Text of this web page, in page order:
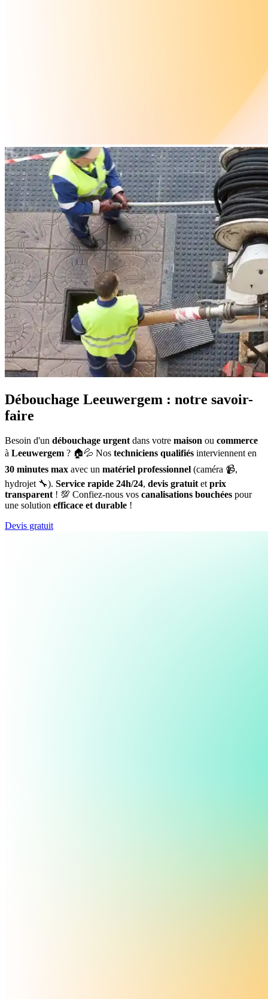
Débouchage Leeuwergem : notre savoir-
faire
Besoin d'un débouchage urgentdans votre maison ou commerce
à Leeuwergem ? 🏠💦 Nos techniciens qualifiés interviennent en
30 minutes max avec un matériel professionnel (caméra 📹,
hydrojet 🔧). Service rapide 24h/24, devis gratuitetprix
transparent! 💯 Confiez-nous vos canalisations bouchées pour
une solution efficace et durable !
Devis gratuit